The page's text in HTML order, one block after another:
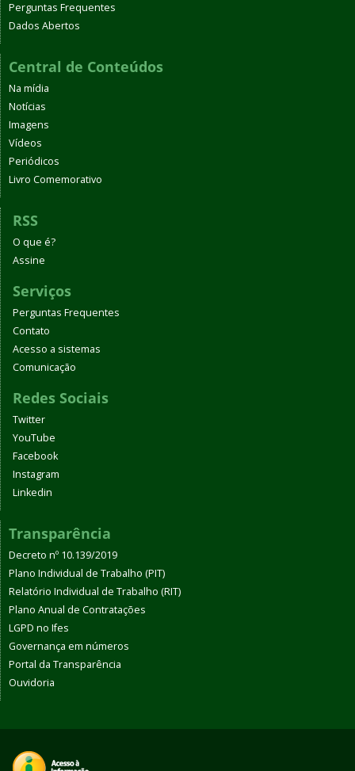
Perguntas Frequentes
Dados Abertos
Central de Conteúdos
Na mídia
Notícias
Imagens
Vídeos
Periódicos
Livro Comemorativo
RSS
O que é?
Assine
Serviços
Perguntas Frequentes
Contato
Acesso a sistemas
Comunicação
Redes Sociais
Twitter
YouTube
Facebook
Instagram
Linkedin
Transparência
Decreto nº 10.139/2019
Plano Individual de Trabalho (PIT)
Relatório Individual de Trabalho (RIT)
Plano Anual de Contratações
LGPD no Ifes
Governança em números
Portal da Transparência
Ouvidoria